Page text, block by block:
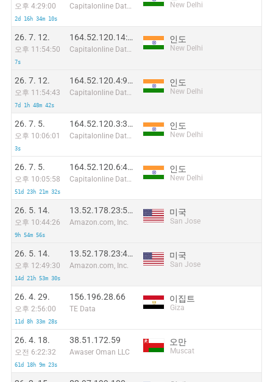
오후 4:29:00
2d 16h 34m 10s
Capitalonline Data Service (HK) Co New Delhi
26. 7. 12.
오후 11:54:50
7s
164.52.120.14:17343
Capitalonline Data Service (HK) Co
인도
New Delhi
26. 7. 12.
오후 11:54:43
7d 1h 48m 42s
164.52.120.4:9735
Capitalonline Data Service (HK) Co
인도
New Delhi
26. 7. 5.
오후 10:06:01
3s
164.52.120.3:33779
Capitalonline Data Service (HK) Co
인도
New Delhi
26. 7. 5.
오후 10:05:58
51d 23h 21m 32s
164.52.120.6:43134
Capitalonline Data Service (HK) Co
인도
New Delhi
26. 5. 14.
오후 10:44:26
9h 54m 56s
13.52.178.23:57328
Amazon.com, Inc.
미국
San Jose
26. 5. 14.
오후 12:49:30
14d 21h 53m 30s
13.52.178.23:49954
Amazon.com, Inc.
미국
San Jose
26. 4. 29.
오후 2:56:00
11d 8h 33m 28s
156.196.28.66
TE Data
이집트
Giza
26. 4. 18.
오전 6:22:32
61d 18h 9m 23s
38.51.172.59
Awaser Oman LLC
오만
Muscat